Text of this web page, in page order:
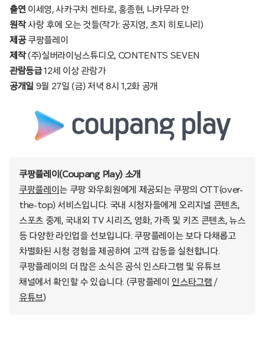
출연 이세영, 사카구치 켄타로, 홍종현, 나카무라 안
원작사랑 후에 오는 것들(작가: 공지영, 츠지 히토나리)
제공쿠팡플레이
제작(주)실버라이닝스튜디오, CONTENTS SEVEN
관람등급12세 이상 관람가
공개일 9월 27일 (금) 저녁 8시 1,2화 공개
쿠팡플레이(Coupang Play) 소개
쿠팡플레이 는 쿠팡 와우회원에게 제공되는 쿠팡의 OTT(over-
the-top) 서비스입니다. 국내 시청자들에게 오리지널 콘텐츠,
스포츠 중계, 국내외 TV 시리즈, 영화, 가족 및 키즈 콘텐츠, 뉴스
등 다양한 라인업을 선보입니다. 쿠팡플레이는 보다 다채롭고
차별화된 시청 경험을 제공하여 고객 감동을 실천합니다.
쿠팡플레이의 더 많은 소식은 공식 인스타그램 및 유튜브
채널에서 확인할 수 있습니다. (쿠팡플레이 인스타그램 /
유튜브)